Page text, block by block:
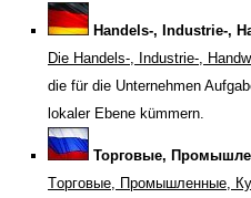
Handels-, Industrie-,
Die Handels-, Industrie-,
die für die Unternehmen
lokaler Ebene kümmern.
Торговые,
Tорговые, Промышленные,